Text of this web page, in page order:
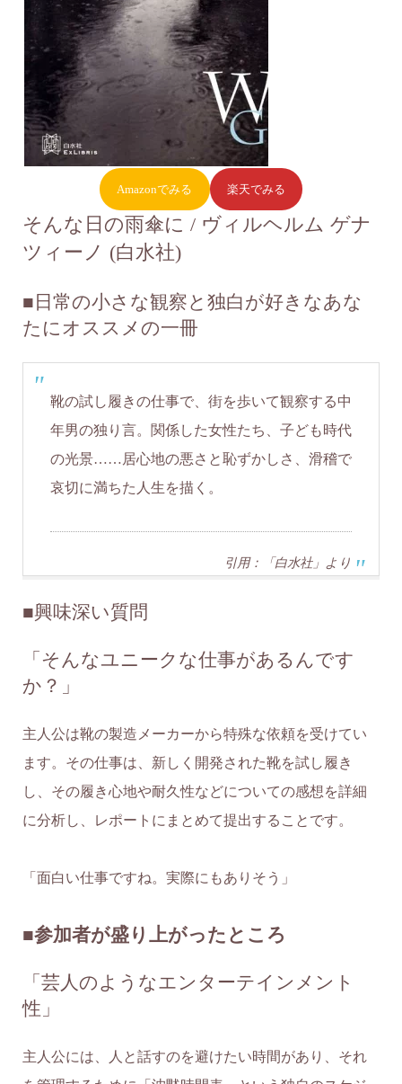
Amazonでみる 楽天でみる
そんな日の雨傘に / ヴィルヘルム ゲナ
ツィーノ (白水社)
■日常の小さな観察と独白が好きなあな
たにオススメの一冊
靴の試し履きの仕事で、街を歩いて観察する中
年男の独り言。関係した女性たち、子ども時代
の光景……居心地の悪さと恥ずかしさ、滑稽で
哀切に満ちた人生を描く。
引用：「白水社」より
■興味深い質問
「そんなユニークな仕事があるんです
か？」
主人公は靴の製造メーカーから特殊な依頼を受けてい
ます。その仕事は、新しく開発された靴を試し履き
し、その履き心地や耐久性などについての感想を詳細
に分析し、レポートにまとめて提出することです。
「面白い仕事ですね。実際にもありそう」
■参加者が盛り上がったところ
「芸人のようなエンターテインメント
性」
主人公には、人と話すのを避けたい時間があり、それ